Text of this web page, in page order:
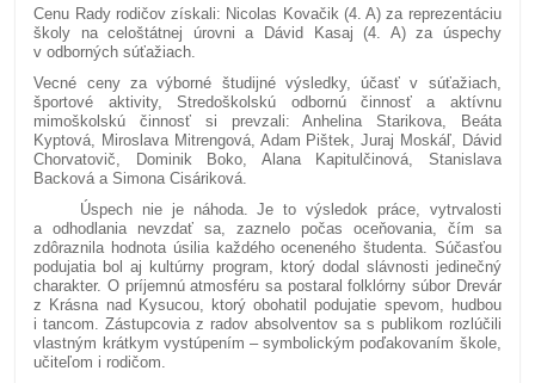
Cenu Rady rodičov získali: Nicolas Kovačik (4. A) za reprezentáciu
školy na celoštátnej úrovni a Dávid Kasaj (4. A) za úspechy
v odborných súťažiach.
Vecné ceny za výborné študijné výsledky, účasť v súťažiach,
športové aktivity, Stredoškolskú odbornú činnosť a aktívnu
mimoškolskú činnosť si prevzali: Anhelina Starikova, Beáta
Kyptová, Miroslava Mitrengová, Adam Pištek, Juraj Moskáľ, Dávid
Chorvatovič, Dominik Boko, Alana Kapitulčinová, Stanislava
Backová a Simona Cisáriková.
Úspech nie je náhoda. Je to výsledok práce, vytrvalosti
a odhodlania nevzdať sa, zaznelo počas oceňovania, čím sa
zdôraznila hodnota úsilia každého oceneného študenta. Súčasťou
podujatia bol aj kultúrny program, ktorý dodal slávnosti jedinečný
charakter. O príjemnú atmosféru sa postaral folklórny súbor Drevár
z Krásna nad Kysucou, ktorý obohatil podujatie spevom, hudbou
i tancom. Zástupcovia z radov absolventov sa s publikom rozlúčili
vlastným krátkym vystúpením – symbolickým poďakovaním škole,
učiteľom i rodičom.